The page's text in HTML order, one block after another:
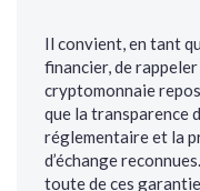
Il convient, en tant
financier, de
cryptomonnaie
que la transparence
réglementaire et la
d’échange
toute de ces